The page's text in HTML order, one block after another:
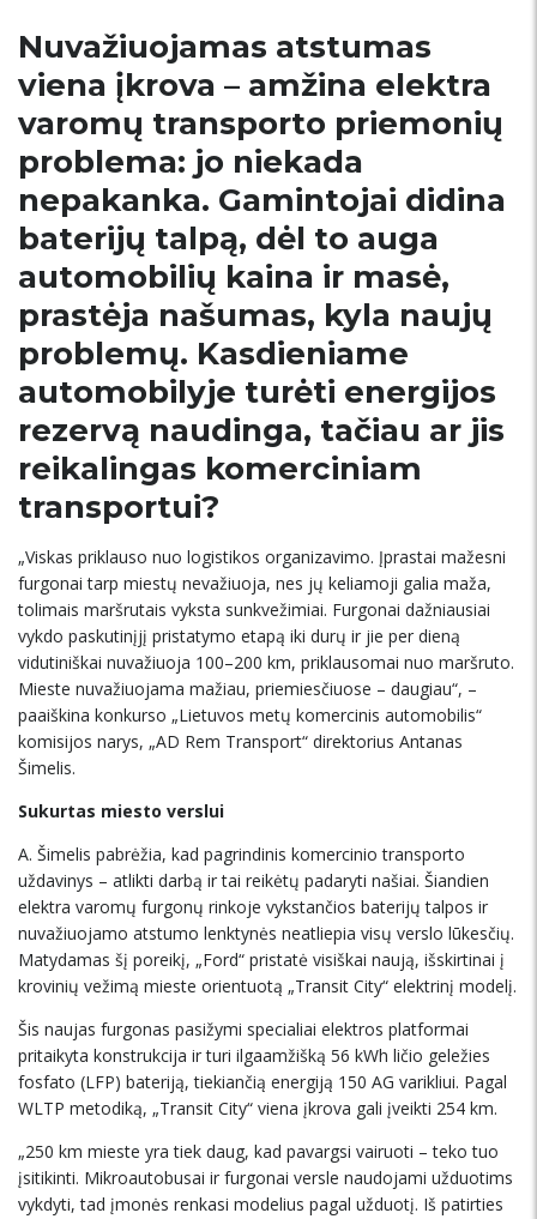
Nuvažiuojamas atstumas
viena įkrova – amžina elektra
varomų transporto priemonių
problema: jo niekada
nepakanka. Gamintojai didina
baterijų talpą, dėl to auga
automobilių kaina ir masė,
prastėja našumas, kyla naujų
problemų. Kasdieniame
automobilyje turėti energijos
rezervą naudinga, tačiau ar jis
reikalingas komerciniam
transportui?
„Viskas priklauso nuo logistikos organizavimo. Įprastai mažesni
furgonai tarp miestų nevažiuoja, nes jų keliamoji galia maža,
tolimais maršrutais vyksta sunkvežimiai. Furgonai dažniausiai
vykdo paskutinįjį pristatymo etapą iki durų ir jie per dieną
vidutiniškai nuvažiuoja 100–200 km, priklausomai nuo maršruto.
Mieste nuvažiuojama mažiau, priemiesčiuose – daugiau“, –
paaiškina konkurso „Lietuvos metų komercinis automobilis“
komisijos narys, „AD Rem Transport“ direktorius Antanas
Šimelis.
Sukurtas miesto verslui
A. Šimelis pabrėžia, kad pagrindinis komercinio transporto
uždavinys – atlikti darbą ir tai reikėtų padaryti našiai. Šiandien
elektra varomų furgonų rinkoje vykstančios baterijų talpos ir
nuvažiuojamo atstumo lenktynės neatliepia visų verslo lūkesčių.
Matydamas šį poreikį, „Ford“ pristatė visiškai naują, išskirtinai į
krovinių vežimą mieste orientuotą „Transit City“ elektrinį modelį.
Šis naujas furgonas pasižymi specialiai elektros platformai
pritaikyta konstrukcija ir turi ilgaamžišką 56 kWh ličio geležies
fosfato (LFP) bateriją, tiekiančią energiją 150 AG varikliui. Pagal
WLTP metodiką, „Transit City“ viena įkrova gali įveikti 254 km.
„250 km mieste yra tiek daug, kad pavargsi vairuoti – teko tuo
įsitikinti. Mikroautobusai ir furgonai versle naudojami užduotims
vykdyti, tad įmonės renkasi modelius pagal užduotį. Iš patirties